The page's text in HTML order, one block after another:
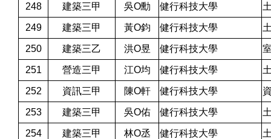
248 建築三甲 吳O勳 健行科技大學
249 建築三甲 黃O鈞 健行科技大學
250 建築三乙 洪O昱 健行科技大學
251 營造三甲 江O均 健行科技大學
252 資訊三甲 陳O軒 健行科技大學
253 建築三甲 吳O佑 健行科技大學
254 建築三甲 林O丞 健行科技大學